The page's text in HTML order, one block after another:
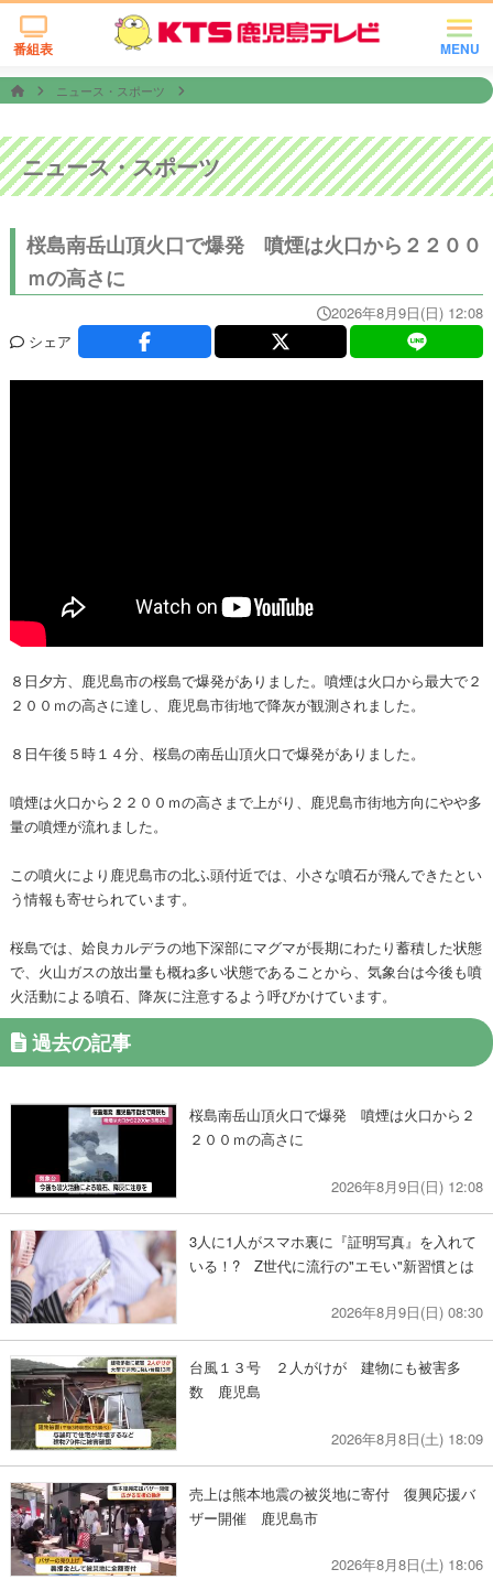
MENU
番組表
ニュース・スポーツ
ニュース・スポーツ
桜島南岳山頂火口で爆発 噴煙は火口から２２００
ｍの高さに
2026年8月9日(日) 12:08
シェア
８日夕方、鹿児島市の桜島で爆発がありました。噴煙は火口から最大で２
２００ｍの高さに達し、鹿児島市街地で降灰が観測されました。
８日午後５時１４分、桜島の南岳山頂火口で爆発がありました。
噴煙は火口から２２００ｍの高さまで上がり、鹿児島市街地方向にやや多
量の噴煙が流れました。
この噴火により鹿児島市の北ふ頭付近では、小さな噴石が飛んできたとい
う情報も寄せられています。
桜島では、姶良カルデラの地下深部にマグマが長期にわたり蓄積した状態
で、火山ガスの放出量も概ね多い状態であることから、気象台は今後も噴
火活動による噴石、降灰に注意するよう呼びかけています。
過去の記事
桜島南岳山頂火口で爆発 噴煙は火口から２
２００ｍの高さに
2026年8月9日(日) 12:08
3人に1人がスマホ裏に『証明写真』を入れて
いる！? Z世代に流行の"エモい"新習慣とは
2026年8月9日(日) 08:30
台風１３号 ２人がけが 建物にも被害多
数 鹿児島
2026年8月8日(土) 18:09
売上は熊本地震の被災地に寄付 復興応援バ
ザー開催 鹿児島市
2026年8月8日(土) 18:06